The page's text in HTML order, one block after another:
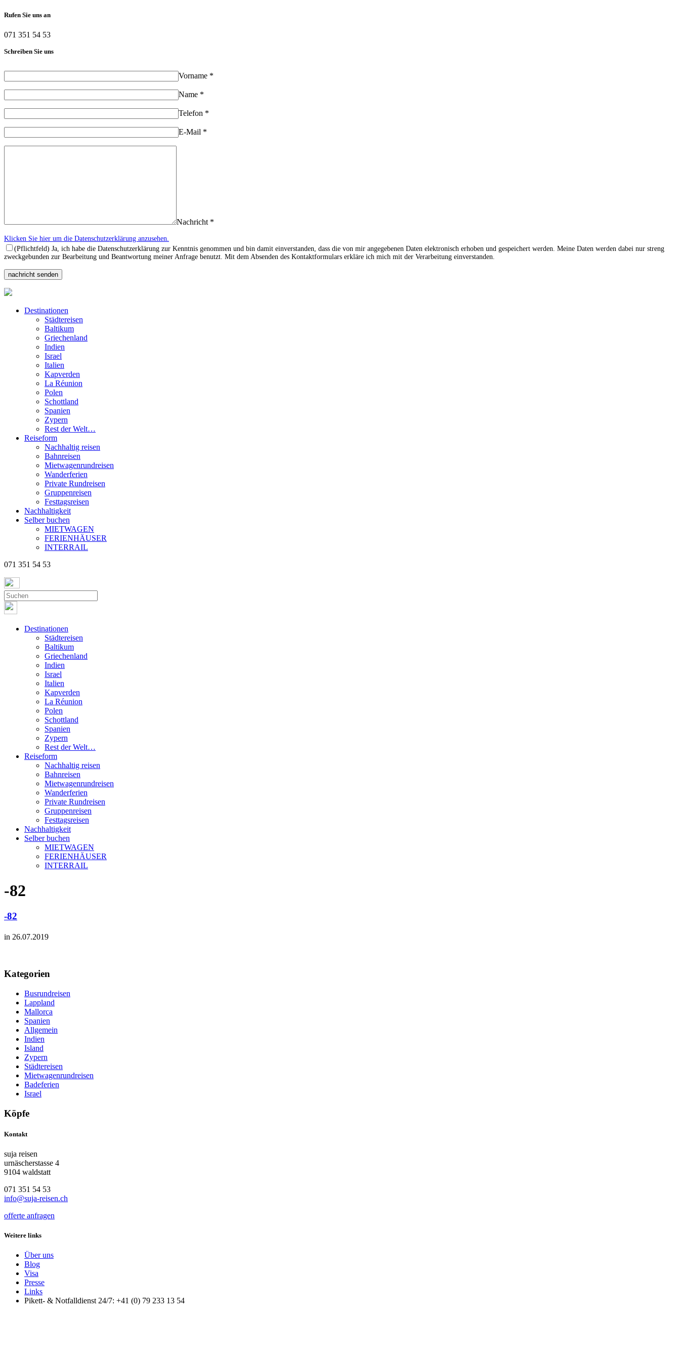
Rufen Sie uns an
071 351 54 53
Schreiben Sie uns
Vorname *
Name *
Telefon *
E-Mail *
Nachricht *
Klicken Sie hier um die Datenschutzerklärung anzusehen.
(Pflichtfeld) Ja, ich habe die Datenschutzerklärung zur Kenntnis genommen und bin damit einverstanden, dass die von mir angegebenen Daten elektronisch erhoben und gespeichert werden. Meine Daten werden dabei nur streng
zweckgebunden zur Bearbeitung und Beantwortung meiner Anfrage benutzt. Mit dem Absenden des Kontaktformulars erkläre ich mich mit der Verarbeitung einverstanden.
Destinationen
Städtereisen
Baltikum
Griechenland
Indien
Israel
Italien
Kapverden
La Réunion
Polen
Schottland
Spanien
Zypern
Rest der Welt…
Reiseform
Nachhaltig reisen
Bahnreisen
Mietwagenrundreisen
Wanderferien
Private Rundreisen
Gruppenreisen
Festtagsreisen
Nachhaltigkeit
Selber buchen
MIETWAGEN
FERIENHÄUSER
INTERRAIL
071 351 54 53
Destinationen
Städtereisen
Baltikum
Griechenland
Indien
Israel
Italien
Kapverden
La Réunion
Polen
Schottland
Spanien
Zypern
Rest der Welt…
Reiseform
Nachhaltig reisen
Bahnreisen
Mietwagenrundreisen
Wanderferien
Private Rundreisen
Gruppenreisen
Festtagsreisen
Nachhaltigkeit
Selber buchen
MIETWAGEN
FERIENHÄUSER
INTERRAIL
-82
-82
in 26.07.2019
Kategorien
Busrundreisen
Lappland
Mallorca
Spanien
Allgemein
Indien
Island
Zypern
Städtereisen
Mietwagenrundreisen
Badeferien
Israel
Köpfe
Kontakt
suja reisen
urnäscherstasse 4
9104 waldstatt
071 351 54 53
info@suja-reisen.ch
offerte anfragen
Weitere links
Über uns
Blog
Visa
Presse
Links
Pikett- & Notfalldienst 24/7: +41 (0) 79 233 13 54